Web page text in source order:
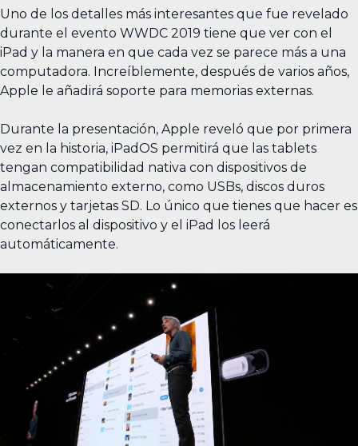
Uno de los detalles más interesantes que fue revelado
durante el evento WWDC 2019 tiene que ver con el
iPad y la manera en que cada vez se parece más a una
computadora. Increíblemente, después de varios años,
Apple le añadirá soporte para memorias externas.
Durante la presentación, Apple reveló que por primera
vez en la historia, iPadOS permitirá que las tablets
tengan compatibilidad nativa con dispositivos de
almacenamiento externo, como USBs, discos duros
externos y tarjetas SD. Lo único que tienes que hacer es
conectarlos al dispositivo y el iPad los leerá
automáticamente.